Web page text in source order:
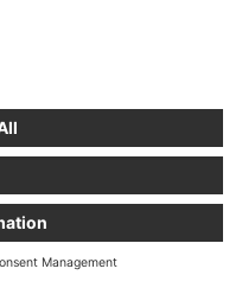
kot privatna oseba
pravica do vrnitve
STRANKE